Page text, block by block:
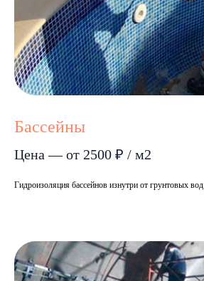
Бассейны
Цена — от 2500 ₽ / м2
Гидроизоляция бассейнов изнутри от грунтовых вод